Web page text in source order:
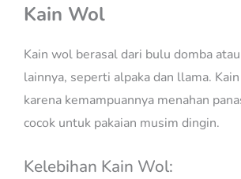
Kain Wol
Kain wol berasal dari bulu domba
lainnya, seperti alpaka dan llama.
karena kemampuannya menahan
cocok untuk pakaian musim dingin.
Kelebihan Kain Wol: